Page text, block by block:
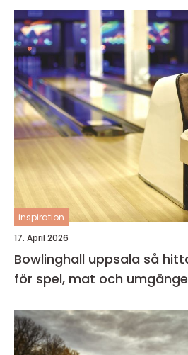
inspiration
17. April 2026
Bowlinghall uppsala så hittar du rätt ställe
för spel, mat och umgänge